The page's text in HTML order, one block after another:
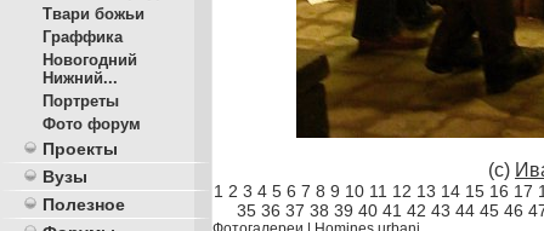
Твари божьи
Граффика
Новогодний
Нижний...
Портреты
Фото форум
Проекты
Вузы
Полезное
(c)
1 2 3 4 5 6 7 8 9 10 11 12 13 14 15 16 17
35 36 37 38 39 40 41 42 43 44 45 46